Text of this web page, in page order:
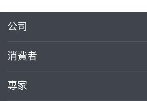
公司
消費者
專家